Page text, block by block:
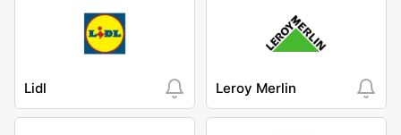
Lidl Leroy Merlin